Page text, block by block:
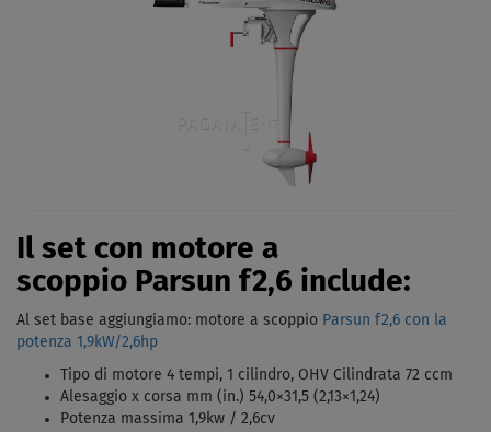
Il set con motore a
scoppio Parsun f2,6 include:
Al set base aggiungiamo: motore a scoppio Parsun f2,6 con la
potenza 1,9kW/2,6hp
Tipo di motore 4 tempi, 1 cilindro, OHV Cilindrata 72 ccm
Alesaggio x corsa mm (in.) 54,0×31,5 (2,13×1,24)
Potenza massima 1,9kw / 2,6cv